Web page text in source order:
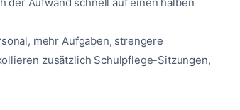
mehr Aufgaben, strengere
zusätzlich Schulpflege-Sitzungen,